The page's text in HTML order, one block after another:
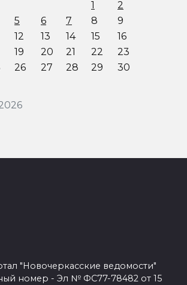
1
2
5 6 7 8
9
12 13 14 15
16
19 20 21 22
23
26 27 28 29
30
"Новочеркасские ведомости"
номер - Эл № ФС77-78482 от 15